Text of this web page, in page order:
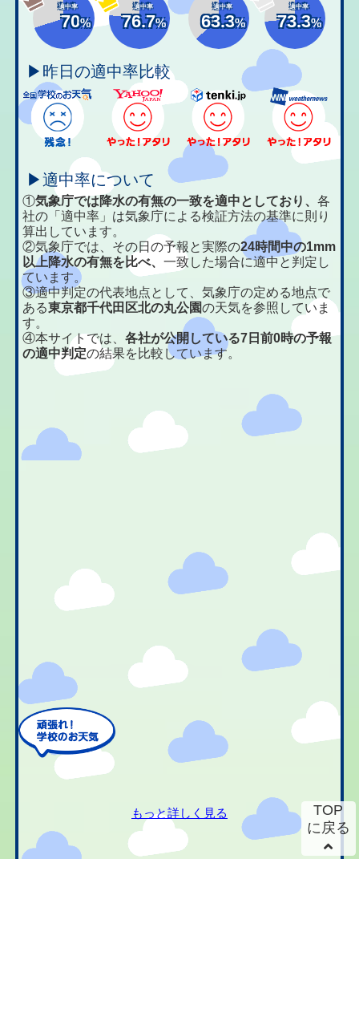
適中率
70%
適中率
76.7%
適中率
63.3%
適中率
73.3%
▶昨日の適中率比較
▶適中率について
①気象庁では降水の有無の一致を適中としており、各
社の「適中率」は気象庁による検証方法の基準に則り
算出しています。
②気象庁では、その日の予報と実際の24時間中の1mm
以上降水の有無を比べ、一致した場合に適中と判定し
ています。
③適中判定の代表地点として、気象庁の定める地点で
ある東京都千代田区北の丸公園の天気を参照していま
す。
④本サイトでは、各社が公開している7日前0時の予報
の適中判定の結果を比較しています。
もっと詳しく見る
TOP
に戻る